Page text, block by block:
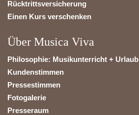
Rücktrittsversicherung
Einen Kurs verschenken
Über Musica Viva
Philosophie: Musikunterricht + Urlaub
Kundenstimmen
Pressestimmen
Fotogalerie
Presseraum